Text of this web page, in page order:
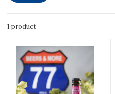
1 product